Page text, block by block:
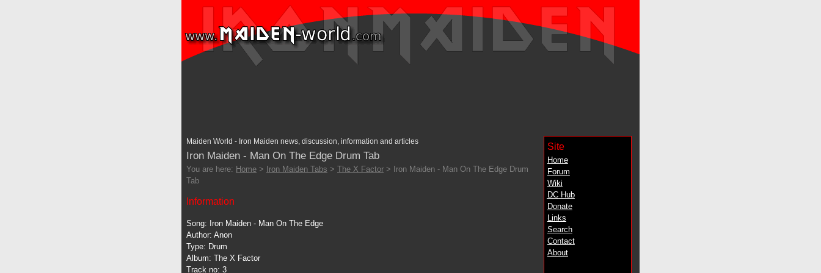
Site
Home
Forum
Wiki
DCHub
Donate
Links
Search
Contact
About
Maiden World - Iron Maiden news, discussion, information and articles
Iron Maiden - Man On The Edge Drum Tab
You are here: Home > Iron Maiden Tabs > The X Factor > Iron Maiden - Man On The Edge Drum
Tab
Information
Song: Iron Maiden - Man On The Edge
Author: Anon
Type: Drum
Album: The X Factor
Track no: 3